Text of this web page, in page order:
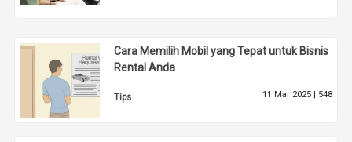
Cara Memilih Mobil yang Tepat untuk Bisnis
Rental Anda
Tips 11 Mar 2025 | 548